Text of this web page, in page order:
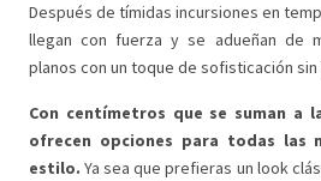
Después de tímidas incursiones en
llegan con fuerza y se adueñan de
planos con un toque de sofisticación sin
Con centímetros que se suman a
ofrecen opciones para todas las
estilo. Ya sea que prefieras un look